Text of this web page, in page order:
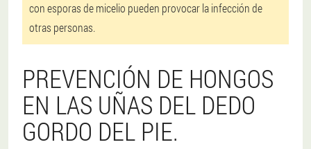
con esporas de micelio pueden provocar la infección de
otras personas.
PREVENCIÓN DE HONGOS
EN LAS UÑAS DEL DEDO
GORDO DEL PIE.